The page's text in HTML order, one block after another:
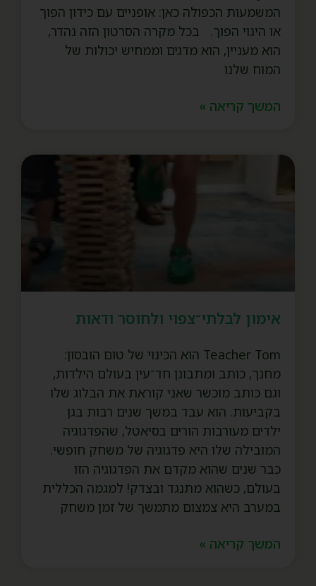
המשמעות הכפולה כאן: אופניים עם כידון הפוך
או היגוי הפוך. בכל מקרה הסרטון הזה נהדר,
הוא מעניין, הוא מדגים וממחיש יכולות של
המוח שלנו
המשך קריאה »
אימון לבלתי־צפוי ולחוסר ודאות
Teacher Tom הוא הכינוי של טום הובסון:
מחנך, כותב ומתבונן חד־עין בעולם הילדות,
וגם כותב מוכשר שאני קוראת את הבלוג שלו
בקביעות. הוא עבד במשך שנים רבות בגן
ילדים מעורבות הורים בסיאטל, שהפדגוגיה
המובילה שלו היא פדגוגיה של משחק חופשי.
כבר שנים שהוא מקדם את הפדגוגיה הזו
בעולם, כשהוא מתנגד ובצדק! למגמה הכללית
במערב היא צמצום מתמשך של זמן משחק
המשך קריאה »